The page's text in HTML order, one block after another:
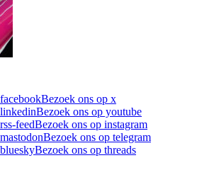
Bezoek ons op x
Bezoek ons op youtube
feedBezoek ons op instagram
Bezoek ons op telegram
Bezoek ons op threads